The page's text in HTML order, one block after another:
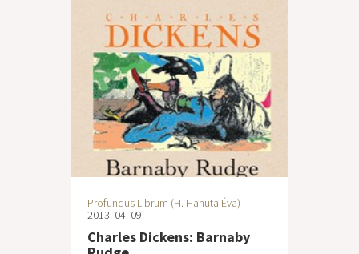
Profundus Librum (H. Hanuta Éva) |
2013. 04. 09.
Charles Dickens: Barnaby